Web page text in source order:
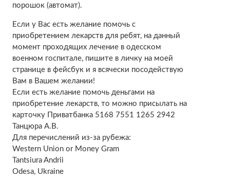
порошок (автомат).
Если у Вас есть желание помочь с
приобретением лекарств для ребят, на данный
момент проходящих лечение в одесском
военном госпитале, пишите в личку на моей
странице в фейсбук и я всячески посодействую
Вам в Вашем желании!
Если есть желание помочь деньгами на
приобретение лекарств, то можно присылать на
карточку Приватбанка 5168 7551 1265 2942
Танцюра А.В.
Для перечислений из-за рубежа:
Western Union or Money Gram
Tantsiura Andrii
Odesa, Ukraine